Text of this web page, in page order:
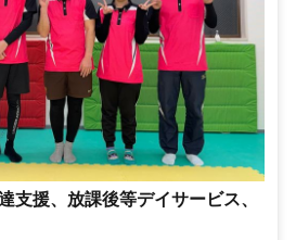
支援、放課後等デイサービス、